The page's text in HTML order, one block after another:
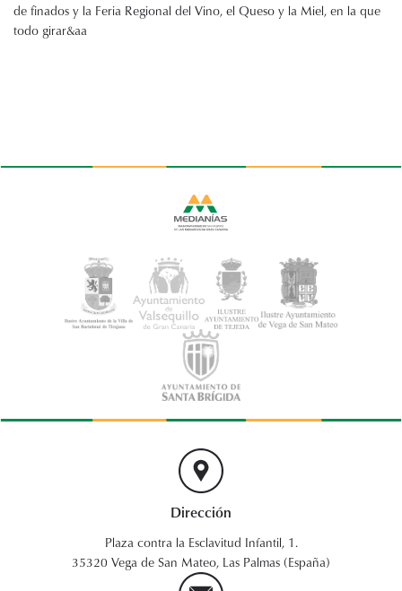
de finados y la Feria Regional del Vino, el Queso y la Miel, en la que
todo girar&aa
Dirección
Plaza contra la Esclavitud Infantil, 1.
35320 Vega de San Mateo, Las Palmas (España)